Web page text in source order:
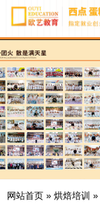
网站首页 » 烘焙培训 »